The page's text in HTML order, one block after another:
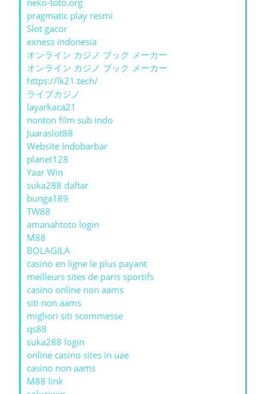
neko-toto.org
pragmatic play resmi
Slot gacor
exness indonesia
オンライン カジノ ブック メーカー
オンライン カジノ ブック メーカー
https://lk21.tech/
ライブカジノ
layarkaca21
nonton film sub indo
Juaraslot88
Website Indobarbar
planet128
Yaar Win
suka288 daftar
bunga189
TW88
amanahtoto login
M88
BOLAGILA
casino en ligne le plus payant
meilleurs sites de paris sportifs
casino online non aams
siti non aams
migliori siti scommesse
qs88
suka288 login
online casino sites in uae
casino non aams
M88 link